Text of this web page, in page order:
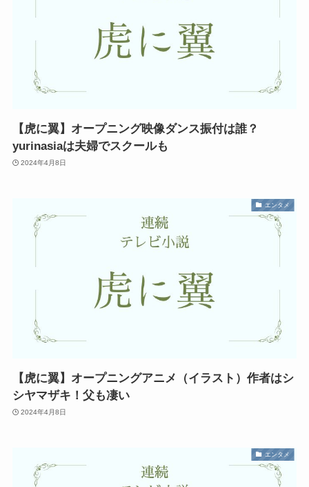
【虎に翼】オープニング映像ダンス振付は誰？
yurinasiaは夫婦でスクールも
2024年4月8日
エンタメ
【虎に翼】オープニングアニメ（イラスト）作者はシ
シヤマザキ！父も凄い
2024年4月8日
エンタメ